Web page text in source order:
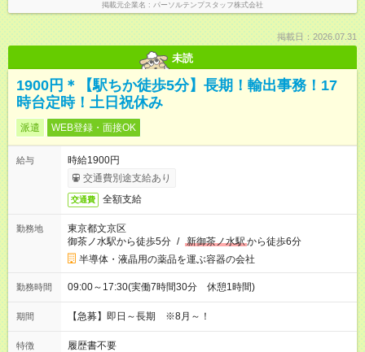
掲載元企業名 パーソルテンプスタッフ株式会社
掲載日：2026.07.31
未読
1900円＊【駅ちか徒歩5分】長期！輸出事務！17
時台定時！土日祝休み
派遣 WEB登録・面接OK
給与
時給1900円
交通費別途支給あり
交通費 全額支給
勤務地
東京都文京区
御茶ノ水駅から徒歩5分 / 新御茶ノ水駅から徒歩6分
半導体・液晶用の薬品を運ぶ容器の会社
勤務時間 09:00～17:30(実働7時間30分 休憩1時間)
期間 【急募】即日～長期 ※8月～！
特徴 履歴書不要